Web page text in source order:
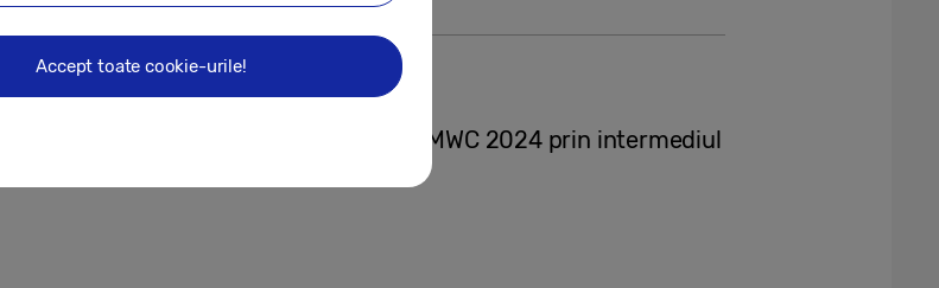
Comunicate de presă
Samsung prezintă viziunea Galaxy AI la MWC 2024 prin intermediul
Accept toate cookie-urile!